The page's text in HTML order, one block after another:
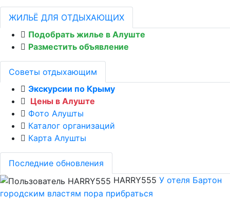
ЖИЛЬЁ ДЛЯ ОТДЫХАЮЩИХ
Подобрать жилье в Алуште
Разместить объявление
Советы отдыхающим
Экскурсии по Крыму
Цены в Алуште
Фото Алушты
Каталог организаций
Карта Алушты
Последние обновления
HARRY555 У отеля Бартон
городским властям пора прибраться